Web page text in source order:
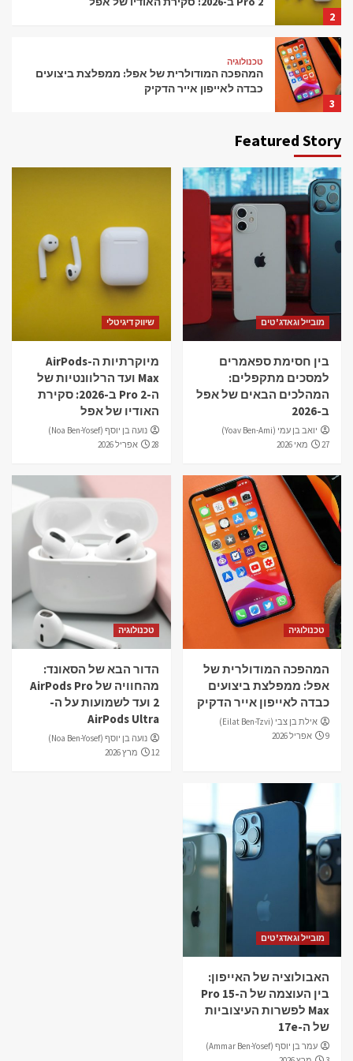
2
3
טכנולוגיה
המהפכה המודולרית של אפל: ממפלצת ביצועים
כבדה לאייפון אייר הדקיק
4
טכנולוגיה
ועד לשמועות על ה-AirPods Ultra
מובייל וגאדג'טים
האבולוציה של האייפון: בין העוצמה של ה-15 Pro
Max לפשרות העיצוביות של ה-17e
מובייל וגאדג'טים
בין חסימת ספאמרים למסכים מתקפלים:
Pro 2 ב-2026: סקירת האודיו של אפל
טכנולוגיה
המהפכה המודולרית של אפל: ממפלצת ביצועים
כבדה לאייפון אייר הדקיק
טכנולוגיה
הדור הבא של הסאונד: מהחוויה של AirPods Pro 2
ועד לשמועות על ה-AirPods Ultra
מובייל וגאדג'טים
האבולוציה של האייפון: בין העוצמה של ה-15 Pro
Featured Story
מובייל וגאדג'טים
בין חסימת ספאמרים
למסכים מתקפלים:
המהלכים הבאים של אפל
ב-2026
יואב בן עמי (Yoav Ben-Ami)
27 מאי 2026
שיווק דיגיטלי
מיוקרתיות ה-AirPods
Max ועד הרלוונטיות של
ה-Pro 2 ב-2026: סקירת
האודיו של אפל
נועה בן יוסף (Noa Ben-Yosef)
28 אפריל 2026
טכנולוגיה
המהפכה המודולרית של
אפל: ממפלצת ביצועים
כבדה לאייפון אייר הדקיק
אילת בן צבי (Eilat Ben-Tzvi)
9 אפריל 2026
טכנולוגיה
הדור הבא של הסאונד:
מהחוויה של AirPods Pro
2 ועד לשמועות על ה-
AirPods Ultra
נועה בן יוסף (Noa Ben-Yosef)
12 מרץ 2026
מובייל וגאדג'טים
האבולוציה של האייפון:
בין העוצמה של ה-15 Pro
Max לפשרות העיצוביות
של ה-17e
עמר בן יוסף (Ammar Ben-Yosef)